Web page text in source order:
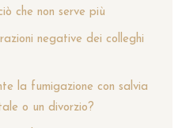
che non serve più
negative dei colleghi
la fumigazione con salvia
o un divorzio?